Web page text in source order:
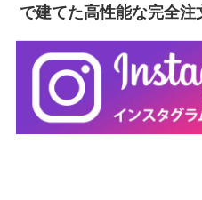
で建てた高性能な完全注